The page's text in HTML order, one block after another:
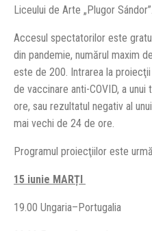
Liceului de Arte „Plugor Sándor”.
Accesul spectatorilor este
din pandemie, numărul maxim
este de 200. Intrarea la
de vaccinare anti-COVID, a
ore, sau rezultatul negativ al
mai vechi de 24 de ore.
Programul proiecţiilor este
15 iunie MARȚI
19.00 Ungaria–Portugalia